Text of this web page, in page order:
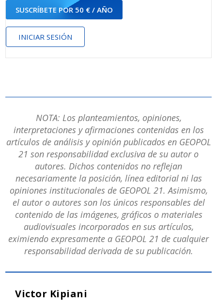
SUSCRÍBETE POR 50 € / AÑO
INICIAR SESIÓN
NOTA: Los planteamientos, opiniones,
interpretaciones y afirmaciones contenidas en los
artículos de análisis y opinión publicados en GEOPOL
21 son responsabilidad exclusiva de su autor o
autores. Dichos contenidos no reflejan
necesariamente la posición, línea editorial ni las
opiniones institucionales de GEOPOL 21. Asimismo,
el autor o autores son los únicos responsables del
contenido de las imágenes, gráficos o materiales
audiovisuales incorporados en sus artículos,
eximiendo expresamente a GEOPOL 21 de cualquier
responsabilidad derivada de su publicación.
Victor Kipiani